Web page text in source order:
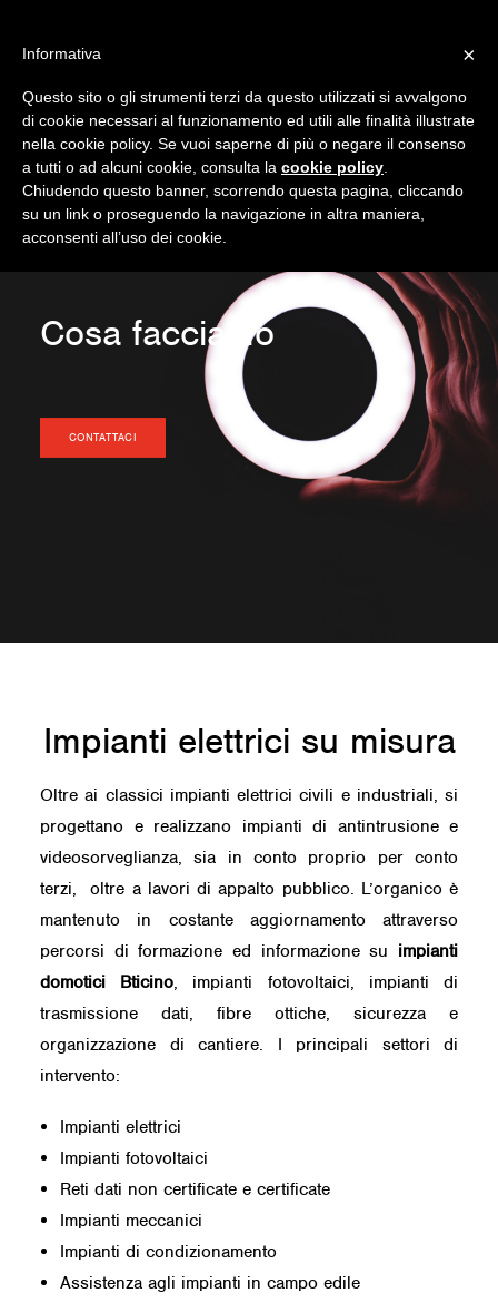
HOME
CHI SIAMO
CERTIFICAZIONI
Cosa facciamo
CONTATTACI
Impianti elettrici su misura
Oltre ai classici impianti elettrici civili e industriali, si
progettano e realizzano impianti di antintrusione e
videosorveglianza, sia in conto proprio per conto
terzi, oltre a lavori di appalto pubblico. L’organico è
mantenuto in costante aggiornamento attraverso
percorsi di formazione ed informazione su impianti
domotici Bticino, impianti fotovoltaici, impianti di
trasmissione dati, fibre ottiche, sicurezza e
organizzazione di cantiere. I principali settori di
intervento:
Impianti elettrici
Impianti fotovoltaici
Reti dati non certificate e certificate
Impianti meccanici
Impianti di condizionamento
Assistenza agli impianti in campo edile
×
Informativa
Questo sito o gli strumenti terzi da questo utilizzati si avvalgono
di cookie necessari al funzionamento ed utili alle finalità illustrate
nella cookie policy. Se vuoi saperne di più o negare il consenso
a tutti o ad alcuni cookie, consulta la cookie policy
Chiudendo questo banner, scorrendo questa pagina, cliccando
su un link o proseguendo la navigazione in altra maniera,
acconsenti all’uso dei cookie.